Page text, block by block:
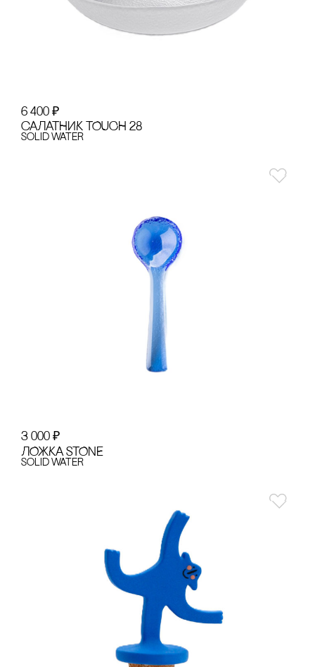
6 400 ₽
сАЛАТНИК TOUCH 28
Solid Water
3 000 ₽
ЛОЖКА STONE
Solid Water